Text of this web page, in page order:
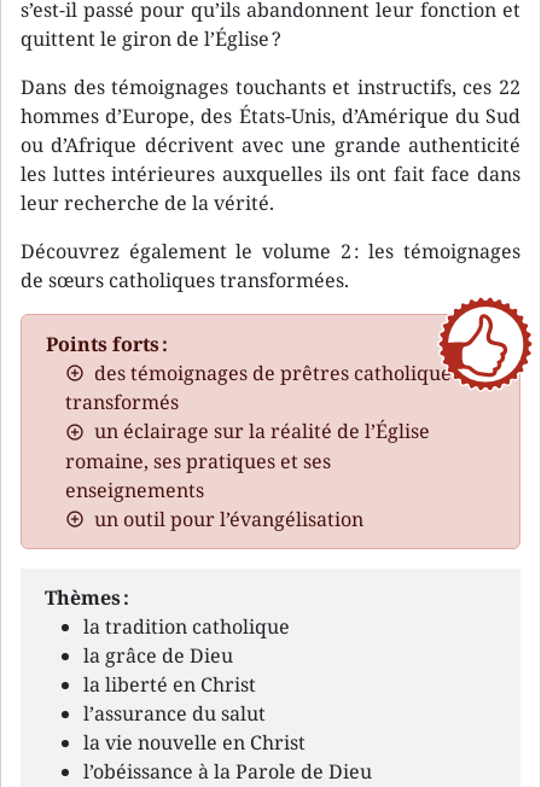
s’est-il passé pour qu’ils abandonnent leur fonction et
quittent le giron de l’Église ?
Dans des témoignages touchants et instructifs, ces 22
hommes d’Europe, des États-Unis, d’Amérique du Sud
ou d’Afrique décrivent avec une grande authenticité
les luttes intérieures auxquelles ils ont fait face dans
leur recherche de la vérité.
Découvrez également le volume 2 : les témoignages
de sœurs catholiques transformées.
Points forts :
des témoignages de prêtres catholiques
transformés
un éclairage sur la réalité de l’Église
romaine, ses pratiques et ses
enseignements
un outil pour l’évangélisation
Thèmes :
la tradition catholique
la grâce de Dieu
la liberté en Christ
l’assurance du salut
la vie nouvelle en Christ
l’obéissance à la Parole de Dieu